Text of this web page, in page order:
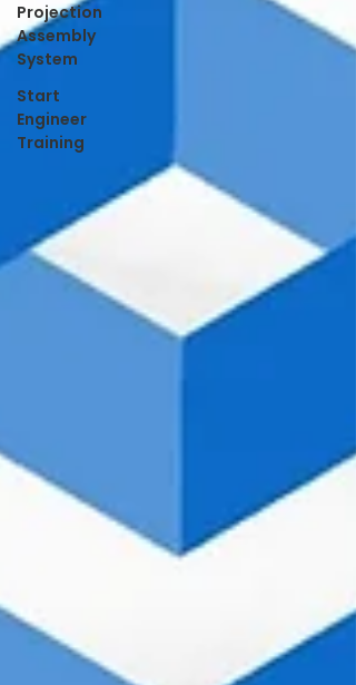
Projection
Assembly
System
Start
Engineer
Training